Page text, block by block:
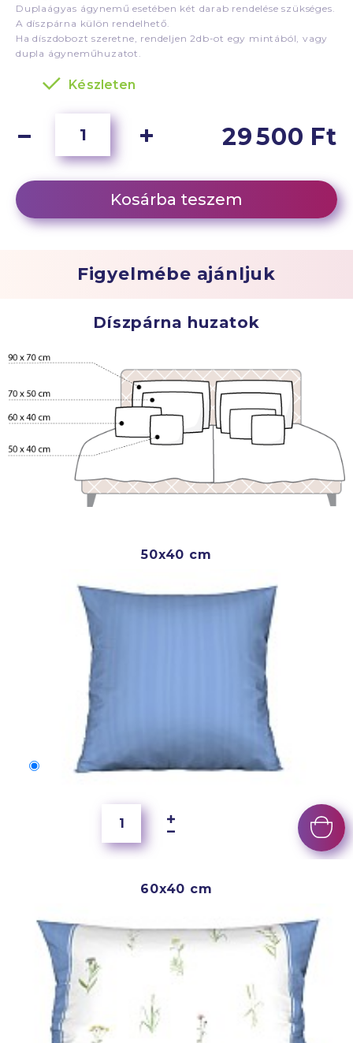
Duplaágyas ágynemű esetében két darab rendelése szükséges.
A díszpárna külön rendelhető.
Ha díszdobozt szeretne, rendeljen 2db-ot egy mintából, vagy
dupla ágyneműhuzatot.
Készleten
29 500 Ft
Kosárba teszem
Figyelmébe ajánljuk
Díszpárna huzatok
50x40 cm
50x40 cm
60x40 cm